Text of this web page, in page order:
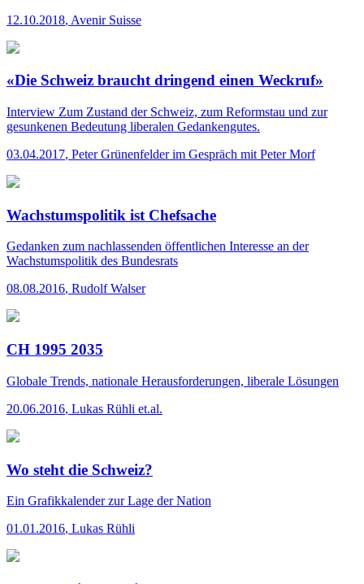
12.10.2018, Avenir Suisse
«Die Schweiz braucht dringend einen Weckruf»
Interview Zum Zustand der Schweiz, zum Reformstau und zur
gesunkenen Bedeutung liberalen Gedankengutes.
03.04.2017, Peter Grünenfelder im Gespräch mit Peter Morf
Wachstumspolitik ist Chefsache
Gedanken zum nachlassenden öffentlichen Interesse an der
Wachstumspolitik des Bundesrats
08.08.2016, Rudolf Walser
CH 1995 2035
Globale Trends, nationale Herausforderungen, liberale Lösungen
20.06.2016, Lukas Rühli et.al.
Wo steht die Schweiz?
Ein Grafikkalender zur Lage der Nation
01.01.2016, Lukas Rühli